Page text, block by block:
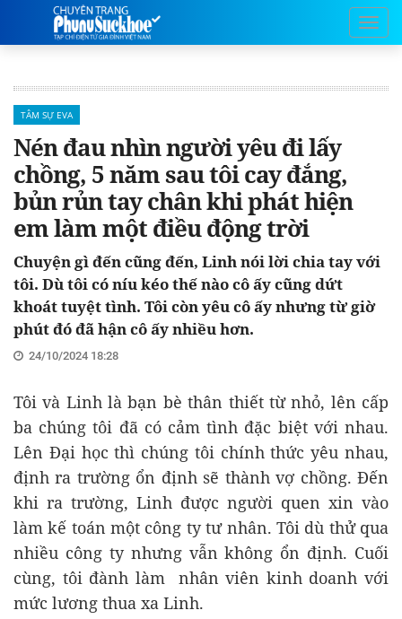
TÂM SỰ EVA
Nén đau nhìn người yêu đi lấy
chồng, 5 năm sau tôi cay đắng,
bủn rủn tay chân khi phát hiện
em làm một điều động trời
Chuyện gì đến cũng đến, Linh nói lời chia tay với
tôi. Dù tôi có níu kéo thế nào cô ấy cũng dứt
khoát tuyệt tình. Tôi còn yêu cô ấy nhưng từ giờ
phút đó đã hận cô ấy nhiều hơn.
24/10/2024 18:28
Tôi và Linh là bạn bè thân thiết từ nhỏ, lên cấp
ba chúng tôi đã có cảm tình đặc biệt với nhau.
Lên Đại học thì chúng tôi chính thức yêu nhau,
định ra trường ổn định sẽ thành vợ chồng. Đến
khi ra trường, Linh được người quen xin vào
làm kế toán một công ty tư nhân. Tôi dù thử qua
nhiều công ty nhưng vẫn không ổn định. Cuối
cùng, tôi đành làm nhân viên kinh doanh với
mức lương thua xa Linh.